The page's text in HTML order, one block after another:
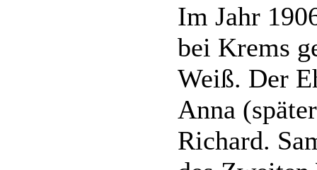
Im Jahr
bei Krems
Weiß. Der
Anna
Richard.